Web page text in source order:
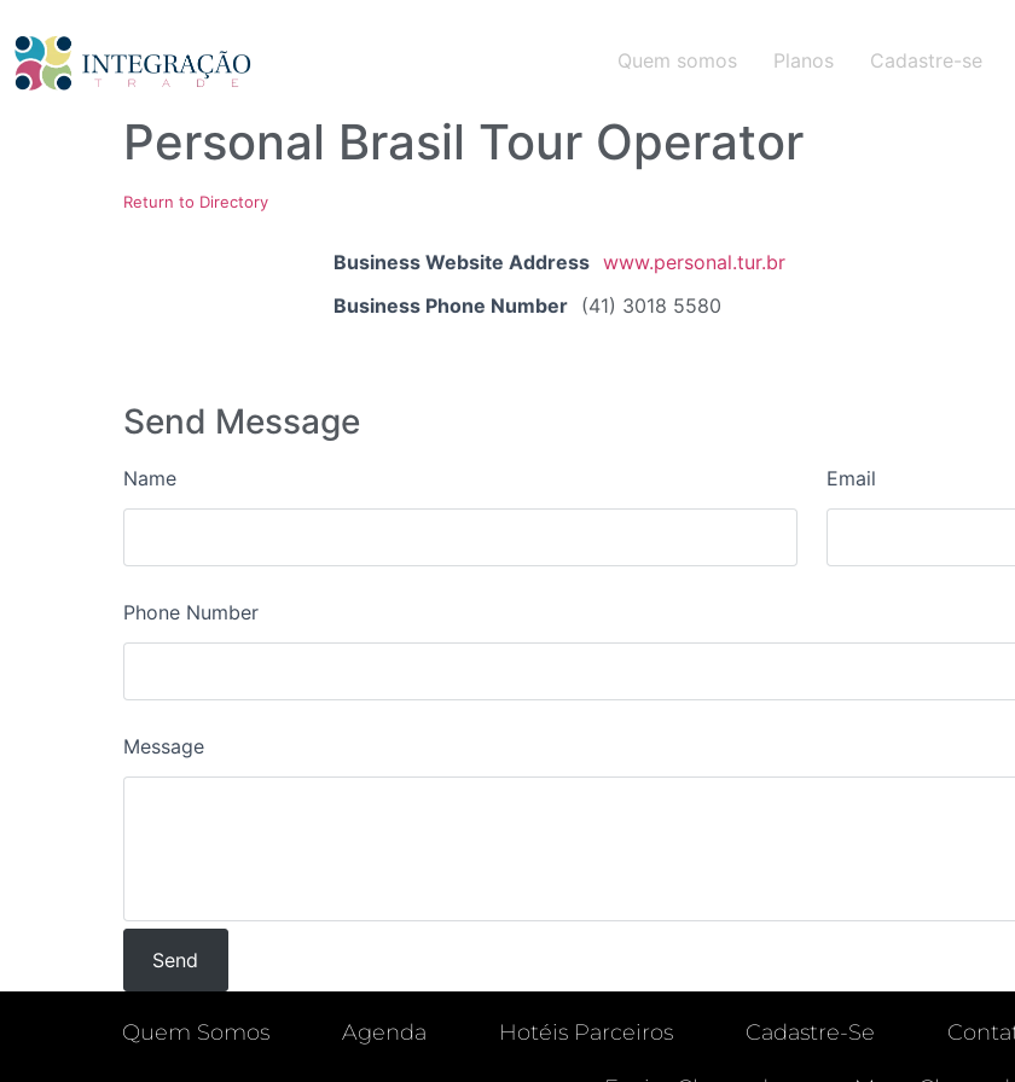
Quem somos Planos Cadastre-se
Personal Brasil Tour Operator
Return to Directory
Business Website Address www.personal.tur.br
Business Phone Number (41) 3018 5580
Send Message
Name Email
Phone Number
Message
Quem Somos Agenda Hotéis Parceiros Cadastre-Se